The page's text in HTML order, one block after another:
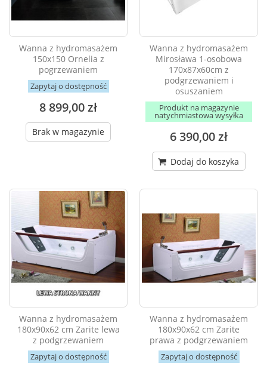
Wanna z hydromasażem
150x150 Ornelia z
pogrzewaniem
Zapytaj o dostępność
8 899,00 zł
Brak w magazynie
Wanna z hydromasażem
Mirosława 1-osobowa
170x87x60cm z
podgrzewaniem i
osuszaniem
Produkt na magazynie
natychmiastowa wysyłka
6 390,00 zł
Dodaj do koszyka
Wanna z hydromasażem
180x90x62 cm Zarite lewa
z podgrzewaniem
Zapytaj o dostępność
Wanna z hydromasażem
180x90x62 cm Zarite
prawa z podgrzewaniem
Zapytaj o dostępność